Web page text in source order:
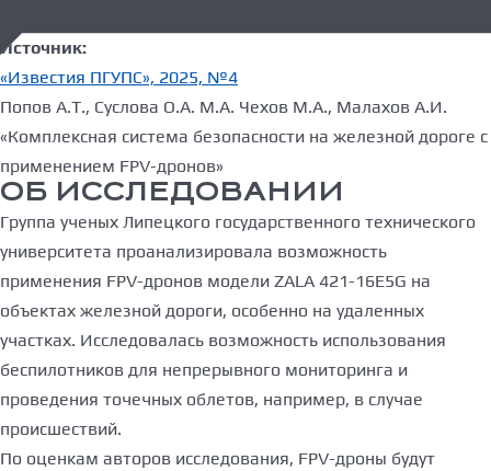
Источник:
«Известия ПГУПС», 2025, №4
Попов А.Т., Суслова О.А. М.А. Чехов М.А., Малахов А.И.
«Комплексная система безопасности на железной дороге с
применением FPV-дронов»
ОБ ИССЛЕДОВАНИИ
Группа ученых Липецкого государственного технического
университета проанализировала возможность
применения FPV-дронов модели ZALA 421-16E5G на
объектах железной дороги, особенно на удаленных
участках. Исследовалась возможность использования
беспилотников для непрерывного мониторинга и
проведения точечных облетов, например, в случае
происшествий.
По оценкам авторов исследования, FPV-дроны будут